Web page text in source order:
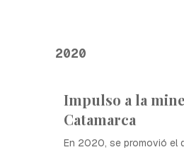
2020
Impulso a la
Catamarca
En 2020, se promovió el